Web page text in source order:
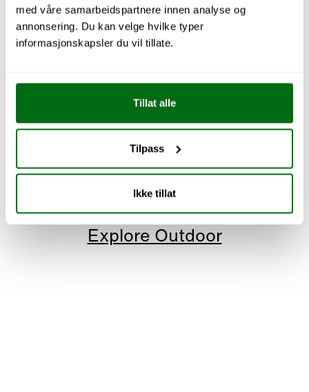
med våre samarbeidspartnere innen analyse og
annonsering. Du kan velge hvilke typer
informasjonskapsler du vil tillate.
Tillat alle
Tilpass
Ikke tillat
Explore Outdoor